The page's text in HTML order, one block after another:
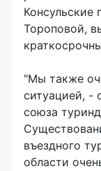
Консульские
Тороповой,
"Мы также
ситуацией, -
союза
въездного
области